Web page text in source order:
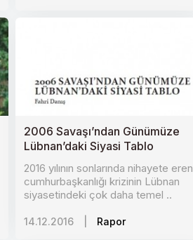
2006 Savaşı’ndan Günümüze
Lübnan’daki Siyasi Tablo
2016 yılının sonlarında nihayete eren
cumhurbaşkanlığı krizinin Lübnan
siyasetindeki çok daha temel ..
14.12.2016 Rapor